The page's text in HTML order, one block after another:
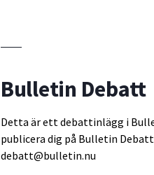
Bulletin Debatt
Detta är ett debattinlägg i
publicera dig på Bulletin
debatt@bulletin.nu